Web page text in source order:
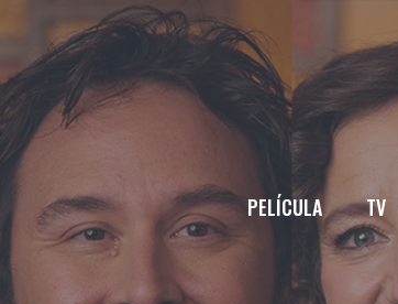
contenido
PELÍCULA TV